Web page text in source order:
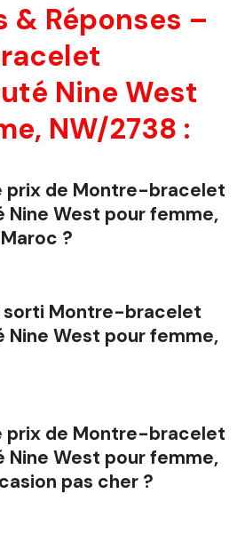
& Réponses –
Nine West
NW/2738 :
prix de Montre-bracelet
West pour femme,
?
sorti Montre-bracelet
West pour femme,
prix de Montre-bracelet
West pour femme,
pas cher ?